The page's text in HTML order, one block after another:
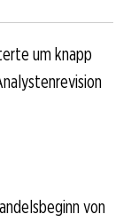
um knapp
von